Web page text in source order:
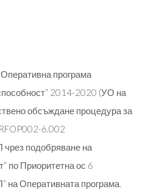
програма
2014-2020 (УО на
обсъждане процедура за
6.002
подобряване на
по Приоритетна ос 6
на Оперативната програма.